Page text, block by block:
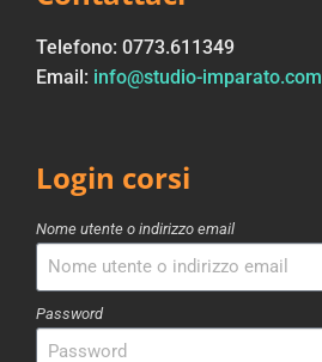
Telefono: 0773.611349
Email: info@studio-imparato.com
Login corsi
Nome utente o indirizzo email
Password